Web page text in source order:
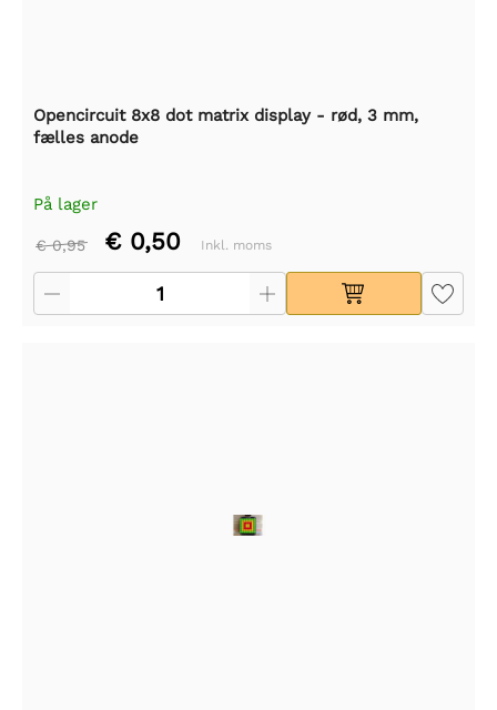
Opencircuit 8x8 dot matrix display - rød, 3 mm,
fælles anode
På lager
€ 0,95 € 0,50 Inkl. moms